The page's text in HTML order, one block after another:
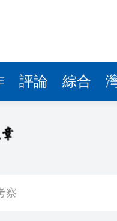
評論 綜合
潤總額近936億
拉美國家有權自主選
察